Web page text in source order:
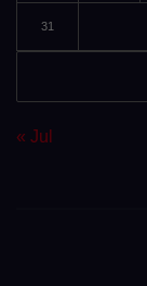
31
« Jul